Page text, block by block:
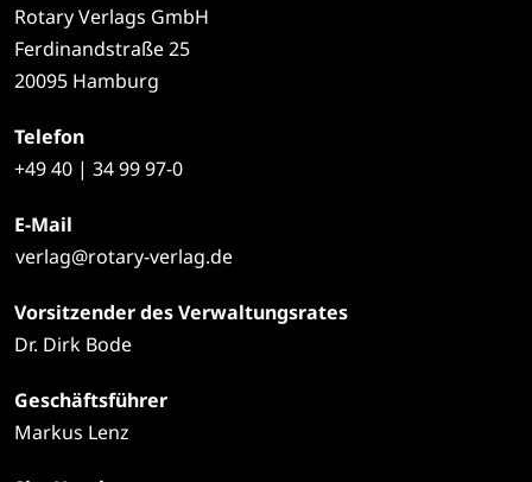
Rotary Verlags GmbH
Ferdinandstraße 25
20095 Hamburg
Telefon
+4940 | 34 99 97-0
E-Mail
verlag@rotary-verlag.de
Vorsitzender des Verwaltungsrates
Dr. Dirk Bode
Geschäftsführer
Markus Lenz